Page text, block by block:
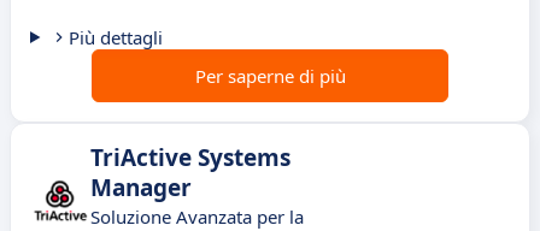
Più dettagli
Per saperne di più
TriActive Systems
Manager
Soluzione Avanzata per la